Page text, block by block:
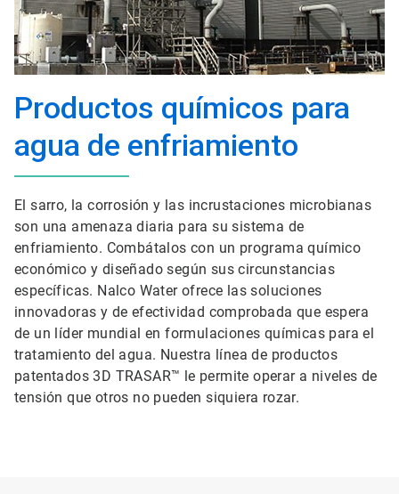
Productos químicos para
agua de enfriamiento
El sarro, la corrosión y las incrustaciones microbianas
son una amenaza diaria para su sistema de
enfriamiento. Combátalos con un programa químico
económico y diseñado según sus circunstancias
específicas. Nalco Water ofrece las soluciones
innovadoras y de efectividad comprobada que espera
de un líder mundial en formulaciones químicas para el
tratamiento del agua. Nuestra línea de productos
patentados 3D TRASAR™ le permite operar a niveles de
tensión que otros no pueden siquiera rozar.